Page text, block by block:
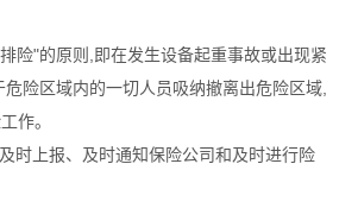
险"的原则,即在发生设备起重事故或出现紧
险区域内的一切人员吸纳撤离出危险区域,
作。
时上报、及时通知保险公司和及时进行险